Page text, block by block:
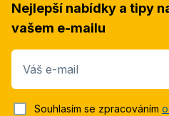
Nejlepší nabídky a tipy
vašem e-mailu
Váš e-mail
Souhlasím se zpracováním